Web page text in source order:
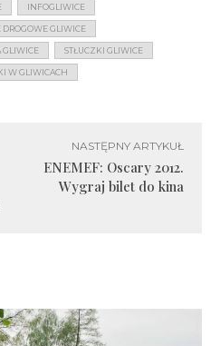
INFOGLIWICE
DROGOWE GLIWICE
GLIWICE STŁUCZKI GLIWICE
W GLIWICACH
NASTĘPNY ARTYKUŁ
ENEMEF: Oscary 2012.
Wygraj bilet do kina